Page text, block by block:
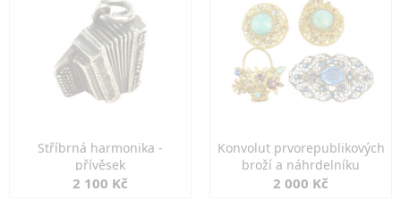
Stříbrná harmonika -
přívěsek
2 100 Kč
Konvolut prvorepublikových
broží a náhrdelníku
2 000 Kč